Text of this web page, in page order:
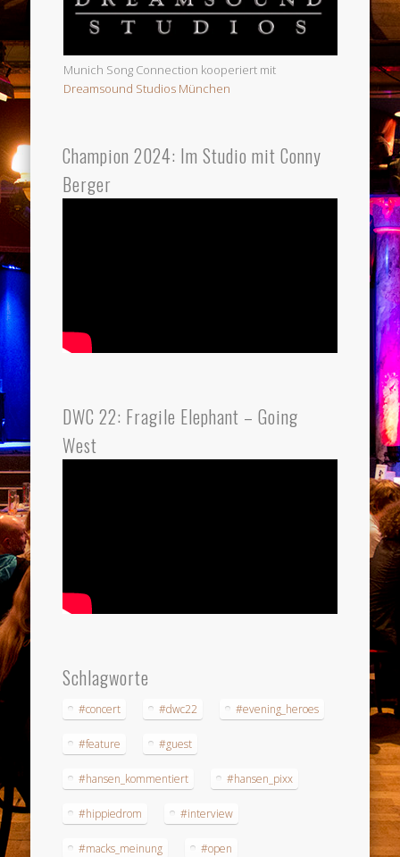
Munich Song Connection kooperiert mit
Dreamsound Studios München
Champion 2024: Im Studio mit Conny
Berger
DWC 22: Fragile Elephant – Going
West
Schlagworte
#concert #dwc22 #evening_heroes
#feature #guest
#hansen_kommentiert #hansen_pixx
#hippiedrom #interview
#macks_meinung #open